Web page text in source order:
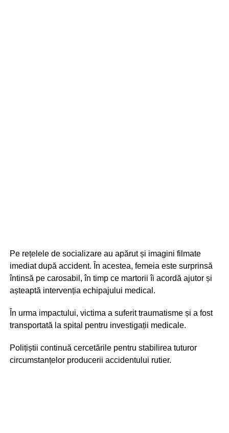
Pe rețelele de socializare au apărut și imagini filmate
imediat după accident. În acestea, femeia este surprinsă
întinsă pe carosabil, în timp ce martorii îi acordă ajutor și
așteaptă intervenția echipajului medical.
În urma impactului, victima a suferit traumatisme și a fost
transportată la spital pentru investigații medicale.
Polițiștii continuă cercetările pentru stabilirea tuturor
circumstanțelor producerii accidentului rutier.